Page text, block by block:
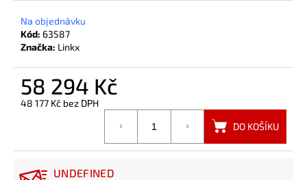
Na objednávku
Kód: 63587
Značka: Linkx
58 294 Kč
48 177 Kč bez DPH
DO KOŠÍKU
UNDEFINED